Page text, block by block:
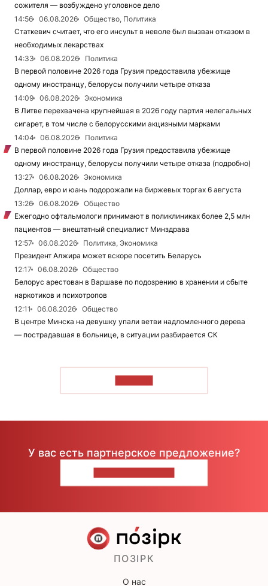
сожителя — возбуждено уголовное дело
14:56
06.08.2026
Общество, Политика
Статкевич считает, что его инсульт в неволе был вызван отказом в
необходимых лекарствах
14:33
06.08.2026
Политика
В первой половине 2026 года Грузия предоставила убежище
одному иностранцу, белорусы получили четыре отказа
14:09
06.08.2026
Экономика
В Литве перехвачена крупнейшая в 2026 году партия нелегальных
сигарет, в том числе с белорусскими акцизными марками
14:04
06.08.2026
Политика
В первой половине 2026 года Грузия предоставила убежище
одному иностранцу, белорусы получили четыре отказа (подробно)
13:27
06.08.2026
Экономика
Доллар, евро и юань подорожали на биржевых торгах 6 августа
13:26
06.08.2026
Общество
Ежегодно офтальмологи принимают в поликлиниках более 2,5 млн
пациентов — внештатный специалист Минздрава
12:57
06.08.2026
Политика, Экономика
Президент Алжира может вскоре посетить Беларусь
12:17
06.08.2026
Общество
Белорус арестован в Варшаве по подозрению в хранении и сбыте
наркотиков и психотропов
12:11
06.08.2026
Общество
В центре Минска на девушку упали ветви надломленного дерева
— пострадавшая в больнице, в ситуации разбирается СК
У вас есть партнерское предложение?
ПОЗІРК
О нас